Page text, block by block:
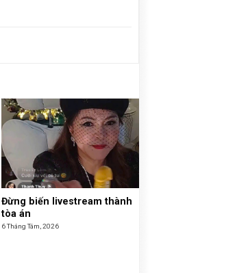
Đừng biến livestream thành
tòa án
6 Tháng Tám, 2026